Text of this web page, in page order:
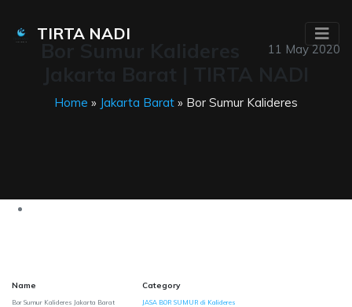
TIRTA NADI
11 May 2020
Home » Jakarta Barat » Bor Sumur Kalideres
Name
Bor Sumur Kalideres Jakarta Barat
Category
JASA BOR SUMUR di Kalideres